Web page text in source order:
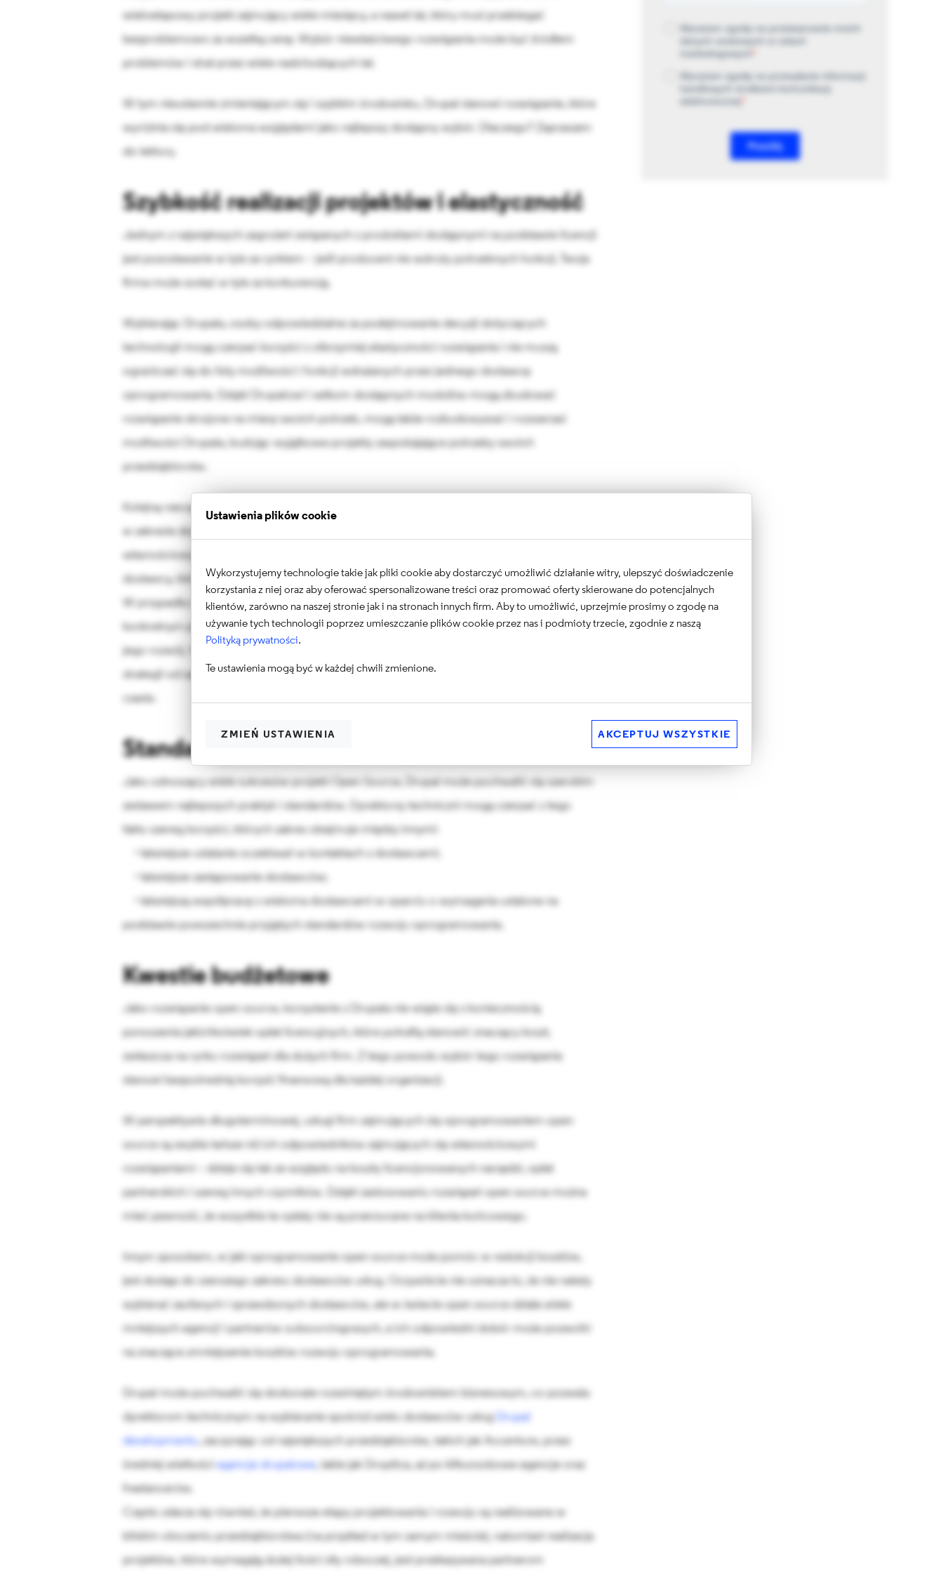
wieloetapowy projekt zajmujący wiele miesięcy, a nawet lat, który musi przebiegać
bezproblemowo za wszelką cenę. Wybór niewłaściwego rozwiązania może być źródłem
problemów i strat przez wiele nadchodzących lat.
W tym nieustannie zmieniającym się i szybkim środowisku, Drupal stanowi rozwiązanie, które
wyróżnia się pod wieloma względami jako najlepszy dostępny wybór. Dlaczego? Zapraszam
do lektury.
Szybkość realizacji projektów i elastyczność
Jednym z największych zagrożeń związanych z produktami dostępnymi na podstawie licencji
jest pozostawanie w tyle za rynkiem – jeśli producent nie wdroży potrzebnych funkcji, Twoja
firma może zostać w tyle za konkurencją.
Wybierając Drupala, osoby odpowiedzialne za podejmowanie decyzji dotyczących
technologii mogą czerpać korzyści z olbrzymiej elastyczności rozwiązania i nie muszą
ograniczać się do listy możliwości i funkcji wdrażanych przez jednego dostawcę
oprogramowania. Dzięki Drupalowi i setkom dostępnych modułów mogą zbudować
rozwiązanie skrojone na miarę swoich potrzeb, mogą także rozbudowywać i rozszerzać
możliwości Drupala, budując wyjątkowe projekty zaspokajające potrzeby swoich
przedsiębiorstw.
Kolejną rzeczą, którą warto wziąć pod uwagę, są możliwości producentów oprogramowania
w zakresie dostarczania nowych funkcjonalności. W przypadku licencjonowanych i
własnościowych produktów przedsiębiorstwa są często skazane na rozwiązania jednego
dostawcy, który może nie być w stanie rozwijać swojego produktu w dostatecznym tempie.
W przypadku Drupala, nawet jeśli jeden dostawca nie może w danym momencie zająć się
konkretnym projektem, dyrektorzy mogą z łatwością wybrać kolejnego, który wspomoże
jego rozwój. W wielu przypadkach duże przedsiębiorstwa decydują się na realizację takiej
strategii od samego początku i nawiązują współpracę z wieloma agencjami w tym samym
czasie.
Standardy i najlepsze praktyki
Jako odnoszący wiele sukcesów projekt Open Source, Drupal może pochwalić się szerokim
zestawem najlepszych praktyk i standardów. Dyrektorzy techniczni mogą czerpać z tego
faktu szereg korzyści, których zakres obejmuje między innymi:
• łatwiejsze ustalanie oczekiwań w kontaktach z dostawcami;
• łatwiejsze zastępowanie dostawców;
• łatwiejszą współpracę z wieloma dostawcami w oparciu o wymagania ustalone na
podstawie powszechnie przyjętych standardów rozwoju oprogramowania.
Kwestie budżetowe
Jako rozwiązanie open source, korzystanie z Drupala nie wiąże się z koniecznością
ponoszenia jakichkolwiek opłat licencyjnych, które potrafią stanowić znaczący koszt,
zwłaszcza na rynku rozwiązań dla dużych firm. Z tego powodu wybór tego rozwiązania
stanowi bezpośrednią korzyść finansową dla każdej organizacji.
W perspektywie długoterminowej, usługi firm zajmujących się oprogramowaniem open
source są zwykle tańsze niż ich odpowiedników zajmujących się własnościowymi
rozwiązaniami – dzieje się tak ze względu na koszty licencjonowanych narzędzi, opłat
partnerskich i szereg innych czynników. Dzięki zastosowaniu rozwiązań open source można
mieć pewność, że wszystkie te opłaty nie są przerzucane na klienta końcowego.
Innym sposobem, w jaki oprogramowanie open source może pomóc w redukcji kosztów,
jest dostęp do szerszego zakresu dostawców usług. Oczywiście nie oznacza to, że nie należy
wybierać zaufanych i sprawdzonych dostawców, ale w świecie open source działa wiele
mniejszych agencji i partnerów outsourcingowych, a ich odpowiedni dobór może pozwolić
na znaczące zmniejszenie kosztów rozwoju oprogramowania.
Drupal może pochwalić się doskonale rozwiniętym środowiskiem biznesowym, co pozwala
dyrektorom technicznym na wybieranie spośród wielu dostawców usług
Drupal
developmentu
, zaczynając od największych przedsiębiorstw, takich jak Accenture, przez
średniej wielkości agencje drupalowe , takie jak Droptica, aż po kilkuosobowe agencje oraz
freelancerów.
Często zdarza się również, że pierwsze etapy projektowania i rozwoju są realizowane w
bliskim otoczeniu przedsiębiorstwa (na przykład w tym samym mieście), natomiast realizacja
projektów, które wymagają dużej ilości siły roboczej, jest przekazywana partnerom
Ustawienia plików cookie
Wykorzystujemy technologie takie jak pliki cookie aby dostarczyć umożliwić działanie witry, ulepszyć doświadczenie
korzystania z niej oraz aby oferować spersonalizowane treści oraz promować oferty skierowane do potencjalnych
klientów, zarówno na naszej stronie jak i na stronach innych firm. Aby to umożliwić, uprzejmie prosimy o zgodę na
używanie tych technologii poprzez umieszczanie plików cookie przez nas i podmioty trzecie, zgodnie z naszą
Polityką prywatności.
Te ustawienia mogą być w każdej chwili zmienione.
ZMIEŃ USTAWIENIA AKCEPTUJ WSZYSTKIE